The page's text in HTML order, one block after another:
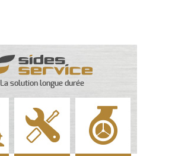
La solution longue durée